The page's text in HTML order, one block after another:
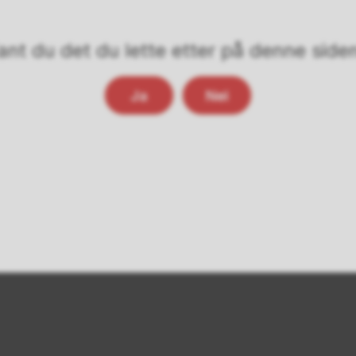
du det du lette etter på denne
Ja Nei